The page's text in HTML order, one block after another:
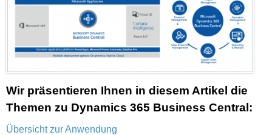
Wir präsentieren Ihnen in diesem Artikel die
Themen zu Dynamics 365 Business Central:
Übersicht zur Anwendung